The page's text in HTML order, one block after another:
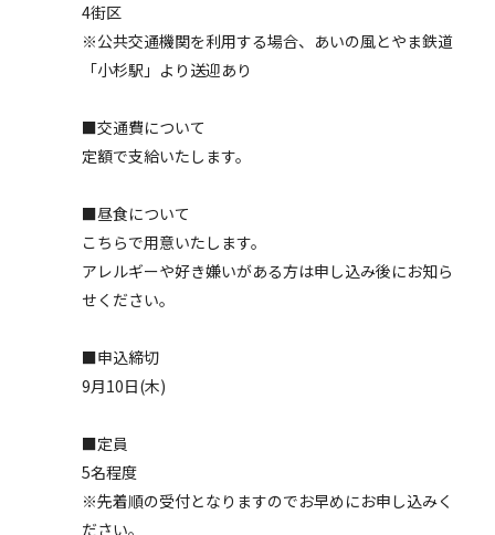
4街区
※公共交通機関を利用する場合、あいの風とやま鉄道
「小杉駅」より送迎あり
■交通費について
定額で支給いたします。
■昼食について
こちらで用意いたします。
アレルギーや好き嫌いがある方は申し込み後にお知ら
せください。
■申込締切
9月10日(木)
■定員
5名程度
※先着順の受付となりますのでお早めにお申し込みく
ださい。